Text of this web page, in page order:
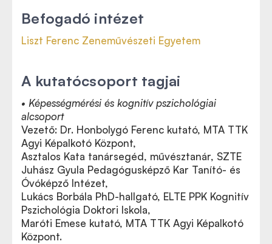
Befogadó intézet
Liszt Ferenc Zeneművészeti Egyetem
A kutatócsoport tagjai
• Képességmérési és kognitív pszichológiai
alcsoport
Vezető: Dr. Honbolygó Ferenc kutató, MTA TTK
Agyi Képalkotó Központ,
Asztalos Kata tanársegéd, művésztanár, SZTE
Juhász Gyula Pedagógusképző Kar Tanító- és
Óvóképző Intézet,
Lukács Borbála PhD-hallgató, ELTE PPK Kognitív
Pszichológia Doktori Iskola,
Maróti Emese kutató, MTA TTK Agyi Képalkotó
Központ.